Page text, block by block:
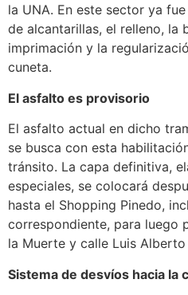
la UNA. En este sector ya
de alcantarillas, el relleno, la
imprimación y la
cuneta.
El asfalto es provisorio
El asfalto actual en dicho
se busca con esta
tránsito. La capa definitiva,
especiales, se colocará
hasta el Shopping Pinedo,
correspondiente, para luego
la Muerte y calle Luis Alberto
Sistema de desvíos hacia la